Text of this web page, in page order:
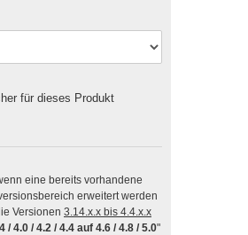
für dieses Produkt
eine bereits vorhandene
erweitert werden
Versionen 3.14.x.x bis 4.4.x.x
/ 4.0 / 4.2 / 4.4 auf 4.6 / 4.8 / 5.0"